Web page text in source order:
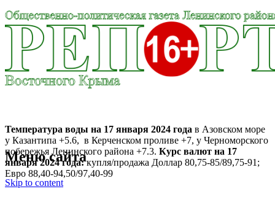
Температура воды на 17 января 2024 года в Азовском море
у Казантипа +5.6, в Керченском проливе +7, у Черноморского
побережья Ленинского района +7.3. Курс валют на 17
января 2024 года:купля/продажа Доллар 80,75-85/89,75-91;
Евро 88,40-94,50/97,40-99
Меню сайта
Skip to content